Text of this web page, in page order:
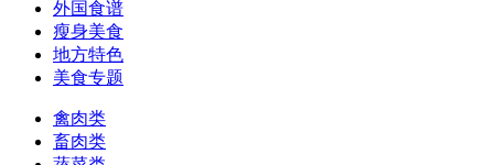
外国食谱
瘦身美食
地方特色
美食专题
禽肉类
畜肉类